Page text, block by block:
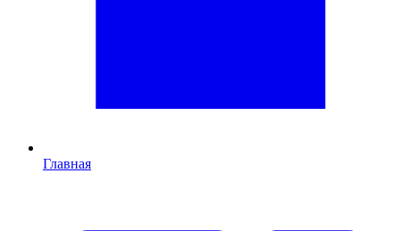
Главная